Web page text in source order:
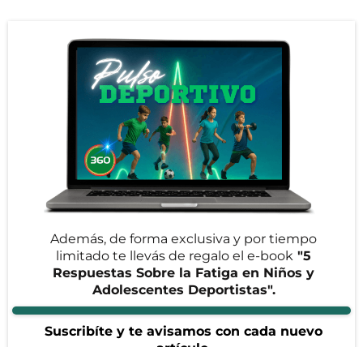
Además, de forma exclusiva y por tiempo
limitado te llevás de regalo el e-book "5
Respuestas Sobre la Fatiga en Niños y
Adolescentes Deportistas".
Suscribíte y te avisamos con cada nuevo